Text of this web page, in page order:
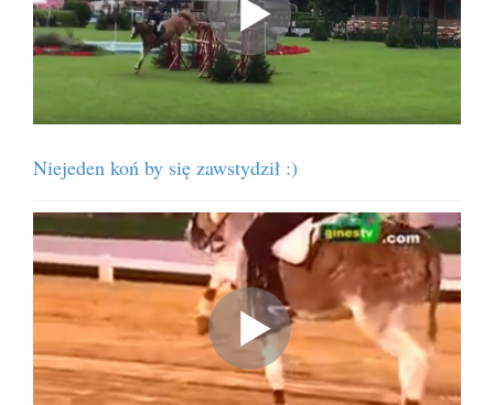
Niejeden koń by się zawstydził :)